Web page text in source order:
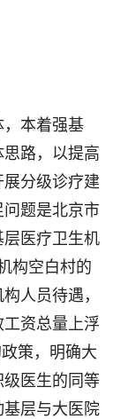
本着强基
路，以提高
分级诊疗建
题是北京市
医疗卫生机
构空白村的
人员待遇，
资总量上浮
策，明确大
级医生的同等
层与大医院